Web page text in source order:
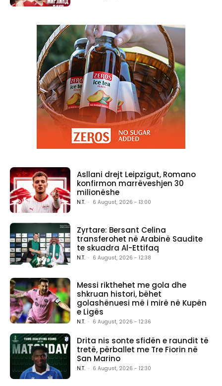
Asllani drejt Leipzigut, Romano
konfirmon marrëveshjen 30
milionëshe
N.T. - 6 August, 2026 - 13:00
Zyrtare: Bersant Celina
transferohet në Arabinë Saudite
te skuadra Al-Ettifaq
N.T. - 6 August, 2026 - 12:38
Messi rikthehet me gola dhe
shkruan histori, bëhet
golashënuesi më i mirë në Kupën
e Ligës
N.T. - 6 August, 2026 - 12:36
Drita nis sonte sfidën e raundit të
tretë, përballet me Tre Fiorin në
San Marino
N.T. - 6 August, 2026 - 12:30